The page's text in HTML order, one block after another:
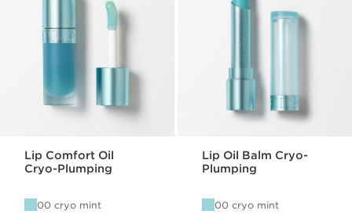
Lip Comfort Oil
Cryo-Plumping
00 cryo mint
Lip Oil Balm Cryo-
Plumping
00 cryo mint